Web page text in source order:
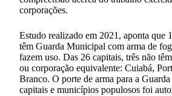
corporações.
Estudo realizado em 2021, aponta que
têm Guarda Municipal com arma de
fazem uso. Das 26 capitais, três não
ou corporação equivalente: Cuiabá,
Branco. O porte de arma para a
capitais e municípios populosos foi